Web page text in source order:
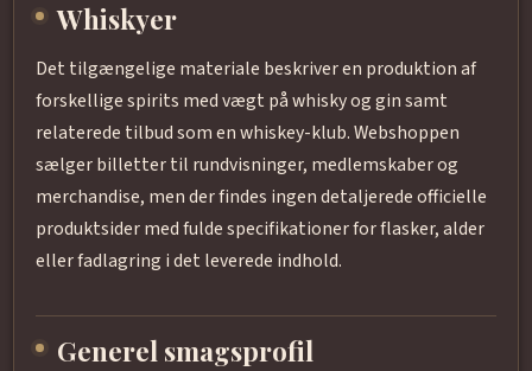
Whiskyer
Det tilgængelige materiale beskriver en produktion af
forskellige spirits med vægt på whisky og gin samt
relaterede tilbud som en whiskey-klub. Webshoppen
sælger billetter til rundvisninger, medlemskaber og
merchandise, men der findes ingen detaljerede officielle
produktsider med fulde specifikationer for flasker, alder
eller fadlagring i det leverede indhold.
Generel smagsprofil